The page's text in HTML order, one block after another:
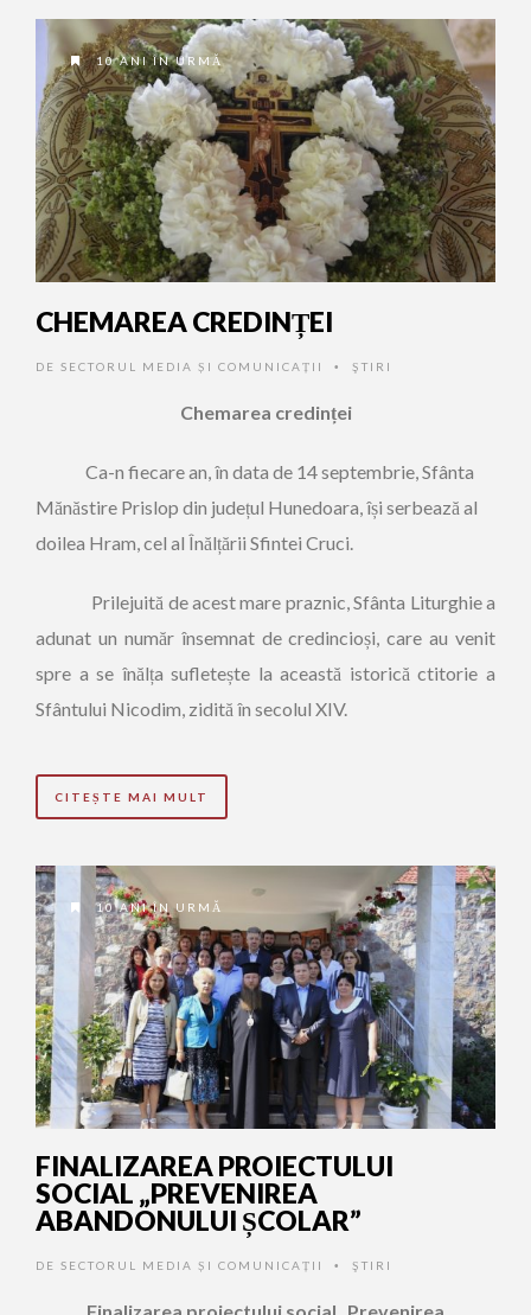
10 ANI ÎN URMĂ
CHEMAREA CREDINȚEI
DE SECTORUL MEDIA ȘI COMUNICAȚII • ŞTIRI
Chemarea credinței
Ca-n fiecare an, în data de 14 septembrie, Sfânta
Mănăstire Prislop din județul Hunedoara, își serbează al
doilea Hram, cel al Înălțării Sfintei Cruci.
Prilejuită de acest mare praznic, Sfânta Liturghie a
adunat un număr însemnat de credincioși, care au venit
spre a se înălța sufletește la această istorică ctitorie a
Sfântului Nicodim, zidită în secolul XIV.
CITEȘTE MAI MULT
10 ANI ÎN URMĂ
FINALIZAREA PROIECTULUI
SOCIAL „PREVENIREA
ABANDONULUI ȘCOLAR”
DE SECTORUL MEDIA ȘI COMUNICAȚII • ŞTIRI